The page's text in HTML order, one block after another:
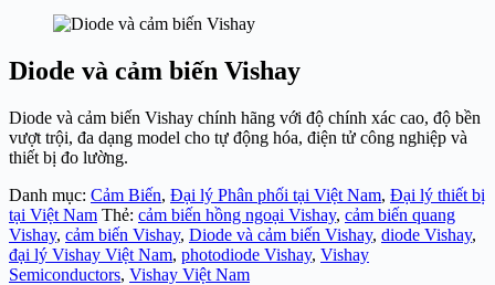
Diode và cảm biến Vishay
Diode và cảm biến Vishay chính hãng với độ chính xác cao, độ bền
vượt trội, đa dạng model cho tự động hóa, điện tử công nghiệp và
thiết bị đo lường.
Danh mục: Cảm Biến, Đại lý Phân phối tại Việt Nam, Đại lý thiết bị
tại Việt Nam Thẻ: cảm biến hồng ngoại Vishay, cảm biến quang
Vishay, cảm biến Vishay, Diode và cảm biến Vishay, diode Vishay,
đại lý Vishay Việt Nam, photodiode Vishay, Vishay
Semiconductors, Vishay Việt Nam